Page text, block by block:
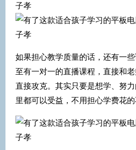
如果担心教学质量的话，还有一
至有一对一的直播课程，直接和
直接攻克。其实只要是想学、努
里都可以受益，不用担心学费花的